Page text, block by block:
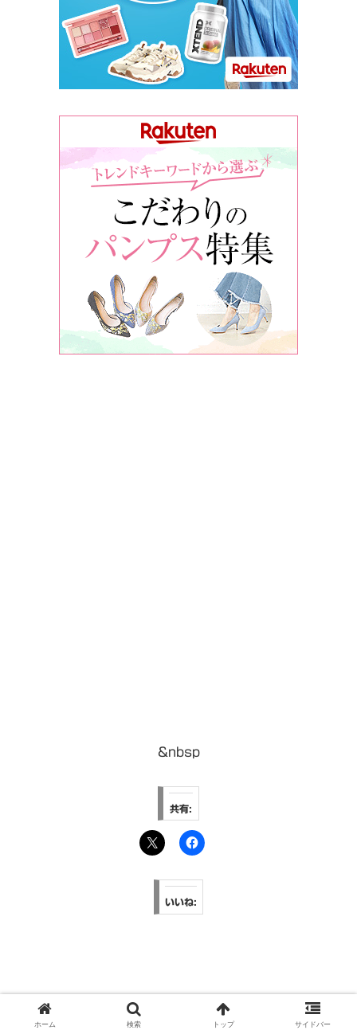
&nbsp
共有:
いいね:
オススメ
ホーム 検索 トップ サイドバー